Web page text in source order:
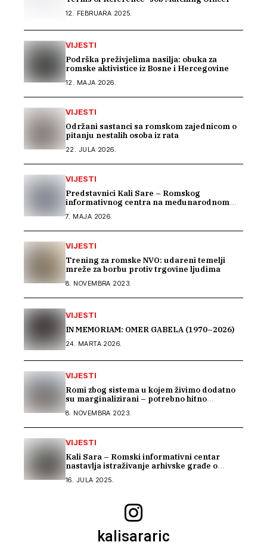
12. FEBRUARA 2025.
VIJESTI
Podrška preživjelima nasilja: obuka za
romske aktivistice iz Bosne i Hercegovine
12. MAJA 2026.
VIJESTI
Održani sastanci sa romskom zajednicom o
pitanju nestalih osoba iz rata
22. JULA 2026.
VIJESTI
Predstavnici Kali Sare – Romskog
informativnog centra na međunarodnom
7. MAJA 2026.
VIJESTI
Trening za romske NVO: udareni temelji
mreže za borbu protiv trgovine ljudima
8. NOVEMBRA 2023.
VIJESTI
IN MEMORIAM: OMER GABELA (1970–2026)
24. MARTA 2026.
VIJESTI
Romi zbog sistema u kojem živimo dodatno
su marginalizirani – potrebno hitno
nivou BiH
8. NOVEMBRA 2023.
VIJESTI
Kali Sara – Romski informativni centar
nastavlja istraživanje arhivske građe o
Srpske
16. JULA 2025.
kalisararic